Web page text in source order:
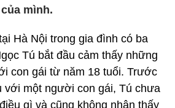
mình.
Hà Nội trong gia đình có ba
Tú bắt đầu cảm thấy những
con gái từ năm 18 tuổi. Trước
với một người con gái, Tú chưa
gì và cũng không nhận thấy